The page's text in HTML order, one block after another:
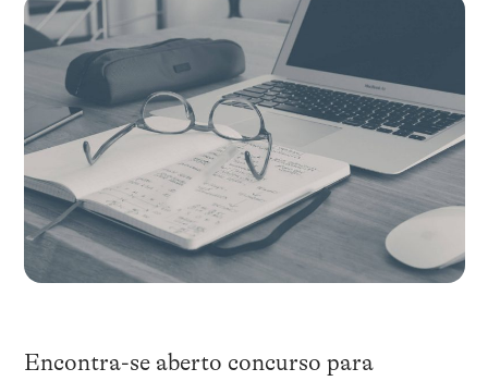
Encontra-se aberto concurso para